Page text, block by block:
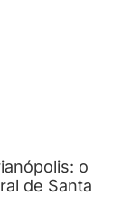
o
de Santa